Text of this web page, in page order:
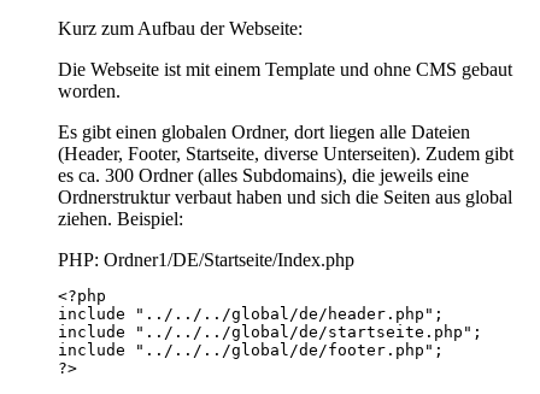
Kurz zum Aufbau der Webseite:
Die Webseite ist mit einem Template und ohne CMS gebaut
worden.
Es gibt einen globalen Ordner, dort liegen alle Dateien
(Header, Footer, Startseite, diverse Unterseiten). Zudem gibt
es ca. 300 Ordner (alles Subdomains), die jeweils eine
Ordnerstruktur verbaut haben und sich die Seiten aus global
ziehen. Beispiel:
PHP: Ordner1/DE/Startseite/Index.php
?>